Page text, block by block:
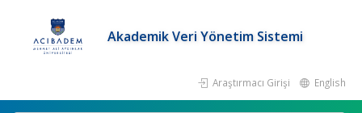
Akademik Veri Yönetim Sistemi
Araştırmacı Girişi English